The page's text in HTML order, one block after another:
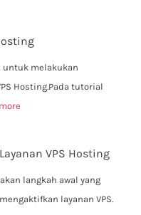
untuk melakukan
Hosting.Pada tutorial
VPS Hosting
langkah awal yang
layanan VPS.